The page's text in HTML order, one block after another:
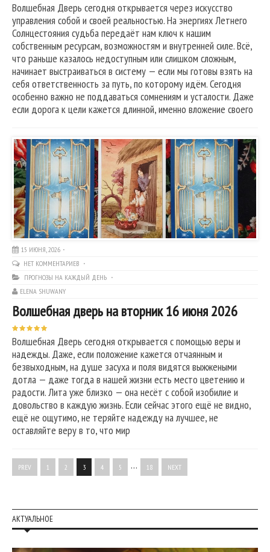
Волшебная Дверь сегодня открывается через искусство
управления собой и своей реальностью. На энергиях Летнего
Солнцестояния судьба передаёт нам ключ к нашим
собственным ресурсам, возможностям и внутренней силе. Всё,
что раньше казалось недоступным или слишком сложным,
начинает выстраиваться в систему — если мы готовы взять на
себя ответственность за путь, по которому идём. Сегодня
особенно важно не поддаваться сомнениям и усталости. Даже
если дорога к цели кажется длинной, именно вложение своего
15 ИЮНЯ, 2026
НЕТ КОММЕНТАРИЕВ
ПРОГНОЗЫ НА КАЖДЫЙ ДЕНЬ
ELENA SHUWANY
Волшебная дверь на вторник 16 июня 2026
Волшебная Дверь сегодня открывается с помощью веры и
надежды. Даже, если положение кажется отчаянным и
безвыходным, на душе засуха и поля видятся выжжеными
дотла — даже тогда в нашей жизни есть место цветению и
радости. Лита уже близко — она несёт с собой изобилие и
довольство в каждую жизнь. Если сейчас этого ещё не видно,
ещё не ощутимо, не теряйте надежду на лучшее, не
оставляйте веру в то, что мир
PREV 1 2 3 4 5 … 18 NEXT
АКТУАЛЬНОЕ